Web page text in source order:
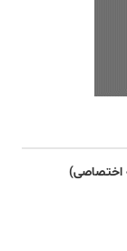
اختصاصی)